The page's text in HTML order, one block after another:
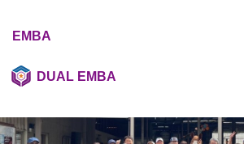
到
內
EMBA
DUAL EMBA